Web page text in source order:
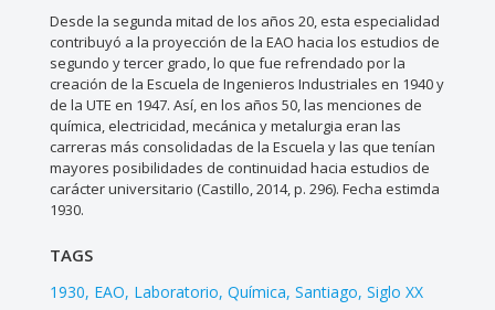
Desde la segunda mitad de los años 20, esta especialidad
contribuyó a la proyección de la EAO hacia los estudios de
segundo y tercer grado, lo que fue refrendado por la
creación de la Escuela de Ingenieros Industriales en 1940 y
de la UTE en 1947. Así, en los años 50, las menciones de
química, electricidad, mecánica y metalurgia eran las
carreras más consolidadas de la Escuela y las que tenían
mayores posibilidades de continuidad hacia estudios de
carácter universitario (Castillo, 2014, p. 296). Fecha estimda
1930.
TAGS
1930 EAO Laboratorio Química Santiago Siglo XX